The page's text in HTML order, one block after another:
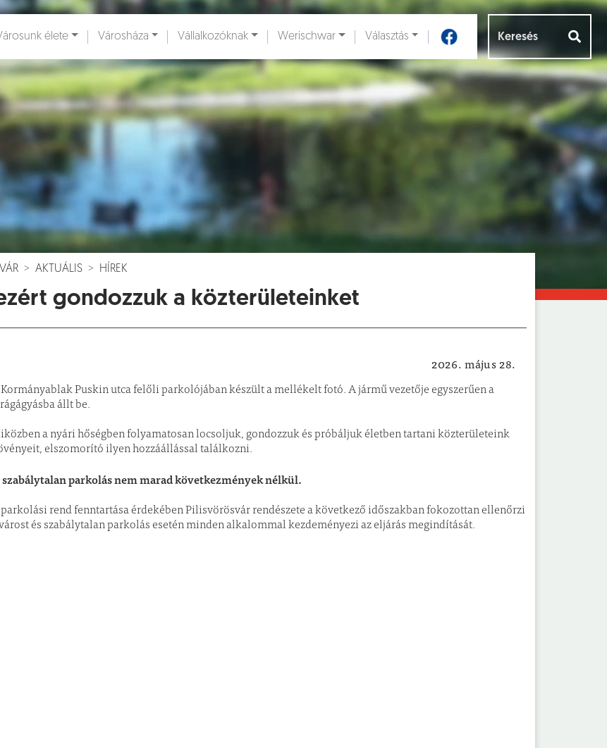
élete Városháza Vállalkozóknak Werischwar Választás
AKTUÁLIS HÍREK
gondozzuk a közterületeinket
Közlekedés
2026. május 28.
Puskin utca felőli parkolójában készült a mellékelt fotó. A jármű vezetője egyszerűen a
állt be.
a nyári hőségben folyamatosan locsoljuk, gondozzuk és próbáljuk életben tartani közterületeink
elszomorító ilyen hozzáállással találkozni.
parkolás nem marad következmények nélkül.
rend fenntartása érdekében Pilisvörösvár rendészete a következő időszakban fokozottan ellenőrzi
és szabálytalan parkolás esetén minden alkalommal kezdeményezi az eljárás megindítását.
]